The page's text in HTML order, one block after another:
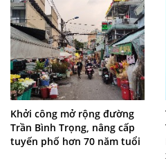
Khởi công mở rộng đường
Trần Bình Trọng, nâng cấp
tuyến phố hơn 70 năm tuổi